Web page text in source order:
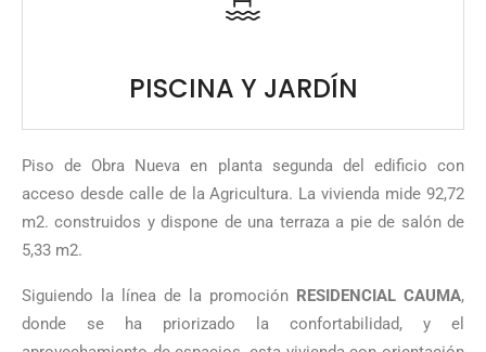
PISCINA Y JARDÍN
Piso de Obra Nueva en planta segunda del edificio con
acceso desde calle de la Agricultura. La vivienda mide 92,72
m2. construidos y dispone de una terraza a pie de salón de
5,33 m2.
Siguiendo la línea de la promoción RESIDENCIAL CAUMA,
donde se ha priorizado la confortabilidad, y el